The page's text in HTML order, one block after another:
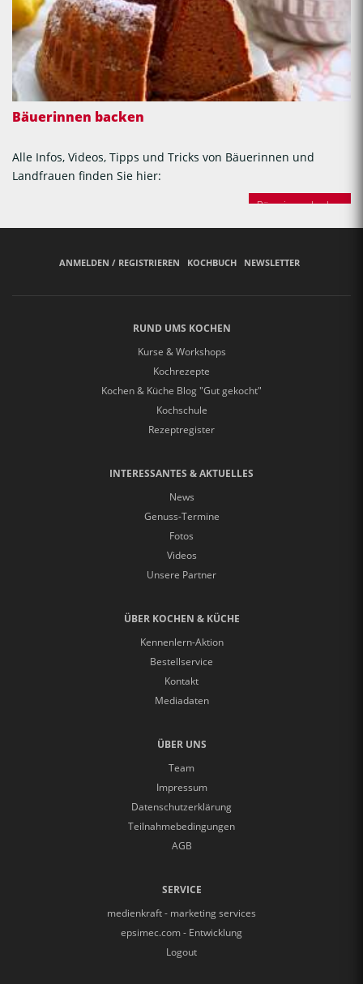
Bäuerinnen backen
Alle Infos, Videos, Tipps und Tricks von Bäuerinnen und
Landfrauen finden Sie hier:
Bäuerinnen backen
ANMELDEN / REGISTRIEREN KOCHBUCH NEWSLETTER
RUND UMS KOCHEN
Kurse & Workshops
Kochrezepte
Kochen & Küche Blog "Gut gekocht"
Kochschule
Rezeptregister
INTERESSANTES & AKTUELLES
News
Genuss-Termine
Fotos
Videos
Unsere Partner
ÜBER KOCHEN & KÜCHE
Kennenlern-Aktion
Bestellservice
Kontakt
Mediadaten
ÜBER UNS
Team
Impressum
Datenschutzerklärung
Teilnahmebedingungen
AGB
SERVICE
medienkraft - marketing services
epsimec.com - Entwicklung
Logout